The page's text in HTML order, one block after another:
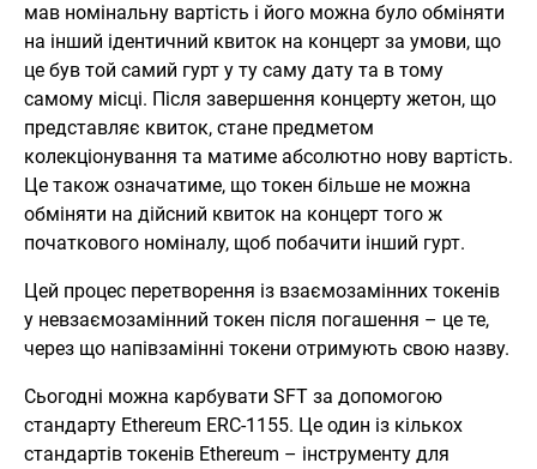
мав номінальну вартість і його можна було обміняти
на інший ідентичний квиток на концерт за умови, що
це був той самий гурт у ту саму дату та в тому
самому місці. Після завершення концерту жетон, що
представляє квиток, стане предметом
колекціонування та матиме абсолютно нову вартість.
Це також означатиме, що токен більше не можна
обміняти на дійсний квиток на концерт того ж
початкового номіналу, щоб побачити інший гурт.
Цей процес перетворення із взаємозамінних токенів
у невзаємозамінний токен після погашення – це те,
через що напівзамінні токени отримують свою назву.
Сьогодні можна карбувати SFT за допомогою
стандарту Ethereum ERC-1155. Це один із кількох
стандартів токенів Ethereum – інструменту для